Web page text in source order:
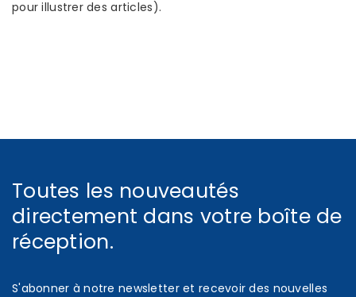
pour illustrer des articles).
Toutes les nouveautés
directement dans votre boîte de
réception.
S'abonner à notre newsletter et recevoir des nouvelles